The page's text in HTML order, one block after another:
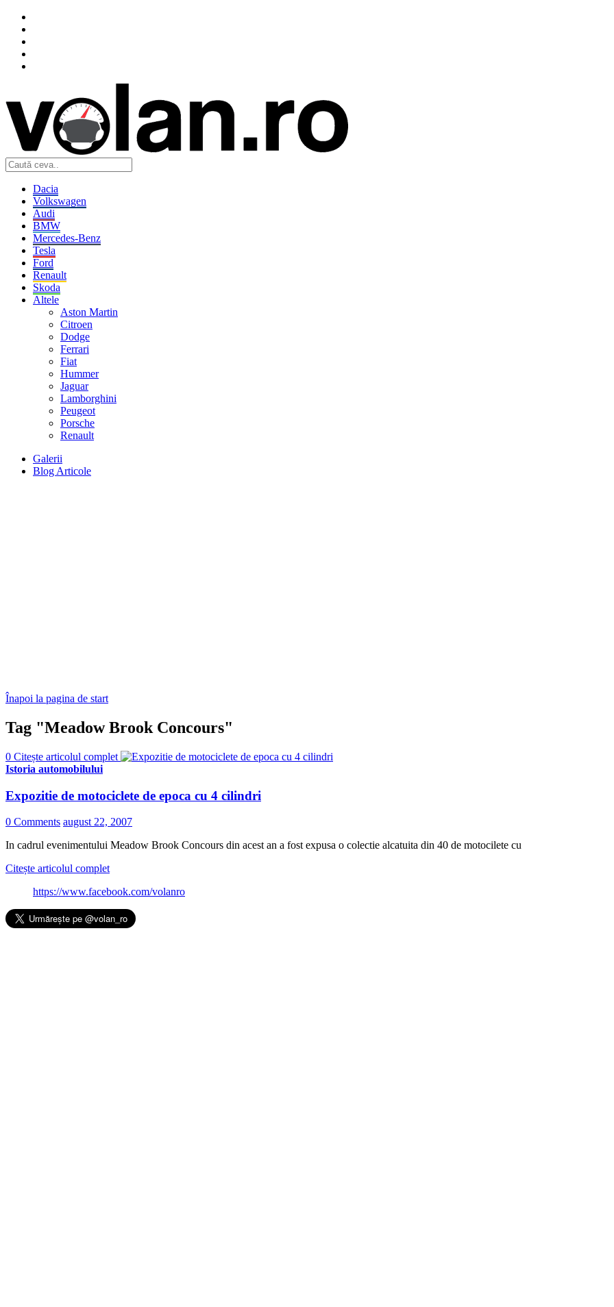
Dacia
Volkswagen
Audi
BMW
Mercedes-Benz
Tesla
Ford
Renault
Skoda
Altele
Aston Martin
Citroen
Dodge
Ferrari
Fiat
Hummer
Jaguar
Lamborghini
Peugeot
Porsche
Renault
Galerii
Blog Articole
Înapoi la pagina de start
Tag "Meadow Brook Concours"
0 Citește articolul complet
Istoria automobilului
Expozitie de motociclete de epoca cu 4 cilindri
0 Comments august 22, 2007
In cadrul evenimentului Meadow Brook Concours din acest an a fost expusa o colectie alcatuita din 40 de motocilete cu
Citește articolul complet
https://www.facebook.com/volanro